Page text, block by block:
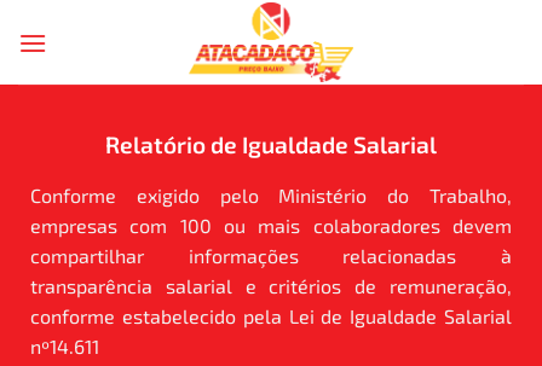
Relatório de Igualdade Salarial
Conforme exigido pelo Ministério do Trabalho,
empresas com 100 ou mais colaboradores devem
compartilhar informações relacionadas à
transparência salarial e critérios de remuneração,
conforme estabelecido pela Lei de Igualdade Salarial
nº14.611